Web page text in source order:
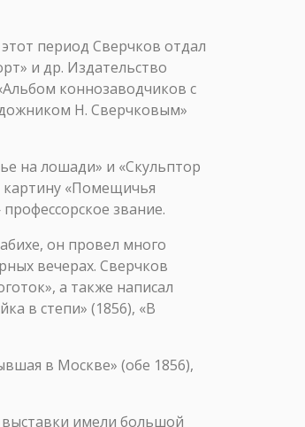
период Сверчков отдал
и др. Издательство
коннозаводчиков с
Н. Сверчковым»
на лошади» и «Скульптор
картину «Помещичья
звание.
он провел много
вечерах. Сверчков
а также написал
в степи» (1856), «В
в Москве» (обе 1856),
выставки имели большой